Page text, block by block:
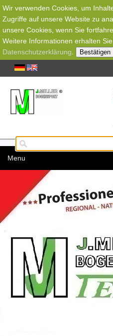
Wir verwenden Cookies, um
Zugriffe auf unsere Website zu
unsere Cookies, wenn Sie
Weitere Informationen erhalten
Datenschutzerklärung
Bestätigen
Menu